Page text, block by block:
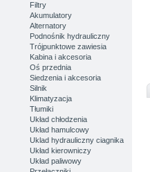
Filtry
Akumulatory
Alternatory
Podnośnik hydrauliczny
Trójpunktowe zawiesia
Kabina i akcesoria
Oś przednia
Siedzenia i akcesoria
Silnik
Klimatyzacja
Tłumiki
Układ chłodzenia
Układ hamulcowy
Uklad hydrauliczny ciagnika
Układ kierowniczy
Układ paliwowy